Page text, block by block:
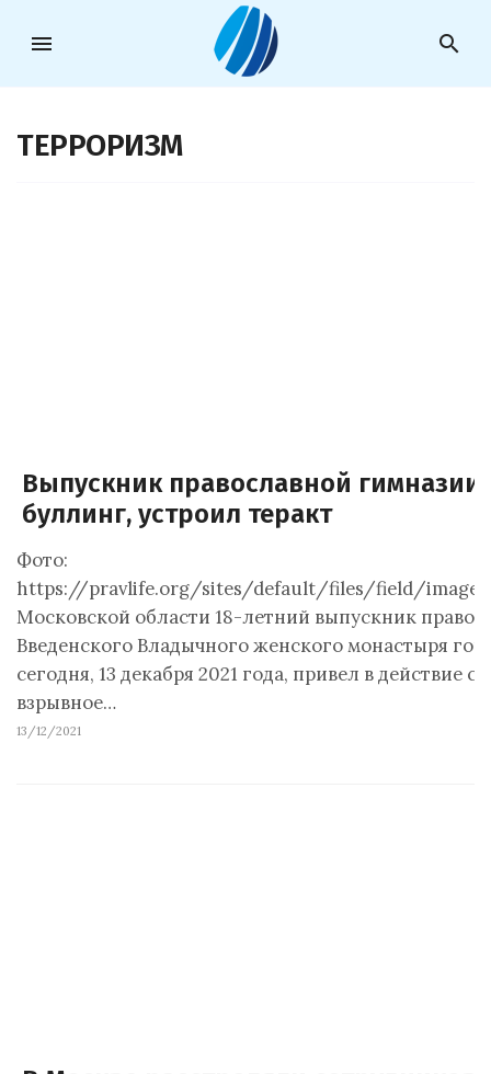
menu search
ТЕРРОРИЗМ
Выпускник православной гимназии,
буллинг, устроил теракт
Фото:
https://pravlife.org/sites/default/files/field/image/
Московской области 18-летний выпускник
Введенского Владычного женского монастыря
сегодня, 13 декабря 2021 года, привел в действие
взрывное…
13/12/2021